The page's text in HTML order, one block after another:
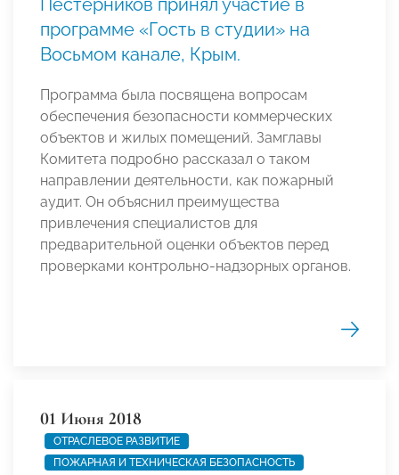
Пестерников принял участие в
программе «Гость в студии» на
Восьмом канале, Крым.
Программа была посвящена вопросам
обеспечения безопасности коммерческих
объектов и жилых помещений. Замглавы
Комитета подробно рассказал о таком
направлении деятельности, как пожарный
аудит. Он объяснил преимущества
привлечения специалистов для
предварительной оценки объектов перед
проверками контрольно-надзорных органов.
01 Июня 2018
ОТРАСЛЕВОЕ РАЗВИТИЕ
ПОЖАРНАЯ И ТЕХНИЧЕСКАЯ БЕЗОПАСНОСТЬ